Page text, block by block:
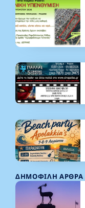
ΔΗΜΟΦΙΛΉ ΆΡΘΡΑ